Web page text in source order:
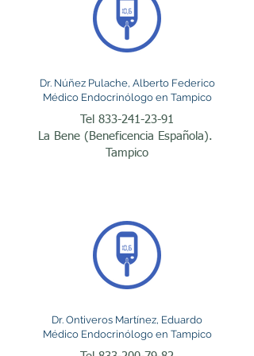
adecuado ayudan a
prevenir complicaciones
expectativa de vida.
La diabetes mellitus es
un endocrinólogo en
Tampico. Tanto la diabetes
tipo 1 como la diabetes
individualizado para
Dr. Núñez Pulache, Alberto Federico
Médico Endocrinólogo en Tampico
Tel 833-241-23-91
La Bene (Beneficencia Española).
Tampico
Dr. Ontiveros Martínez, Eduardo
Médico Endocrinólogo en Tampico